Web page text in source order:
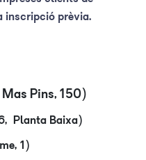
inscripció prèvia.
Pins, 150)
Planta Baixa)
1)